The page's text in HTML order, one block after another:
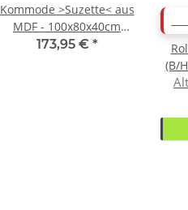
Kommode >Suzette< aus
MDF - 100x80x40cm
(BxHxT)
173,95 € *
(B/